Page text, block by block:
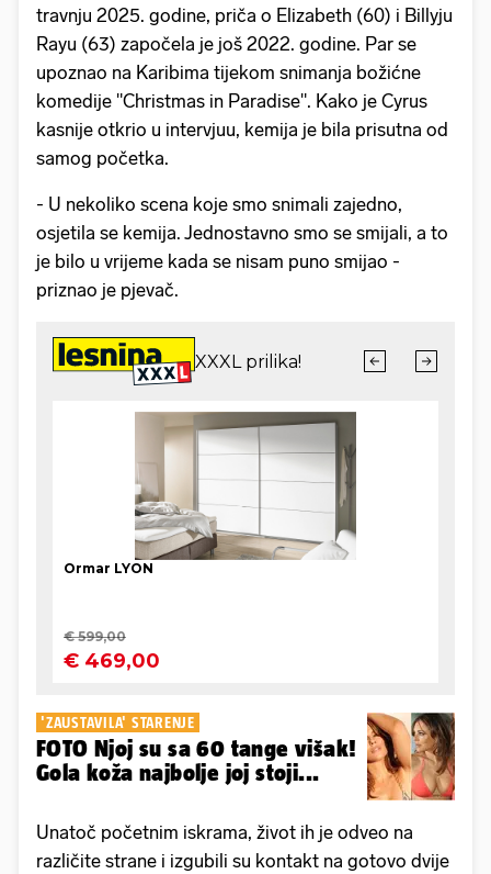
travnju 2025. godine, priča o Elizabeth (60) i Billyju
Rayu (63) započela je još 2022. godine. Par se
upoznao na Karibima tijekom snimanja božićne
komedije "Christmas in Paradise". Kako je Cyrus
kasnije otkrio u intervjuu, kemija je bila prisutna od
samog početka.
- U nekoliko scena koje smo snimali zajedno,
osjetila se kemija. Jednostavno smo se smijali, a to
je bilo u vrijeme kada se nisam puno smijao -
priznao je pjevač.
'ZAUSTAVILA' STARENJE
FOTO Njoj su sa 60 tange višak!
Gola koža najbolje joj stoji...
Unatoč početnim iskrama, život ih je odveo na
različite strane i izgubili su kontakt na gotovo dvije